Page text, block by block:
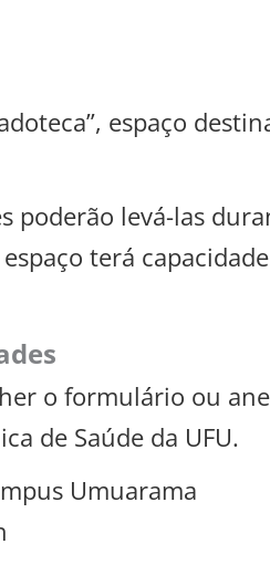
espaço
poderão levá-las
terá
o formulário ou
de Saúde da UFU.
Umuarama